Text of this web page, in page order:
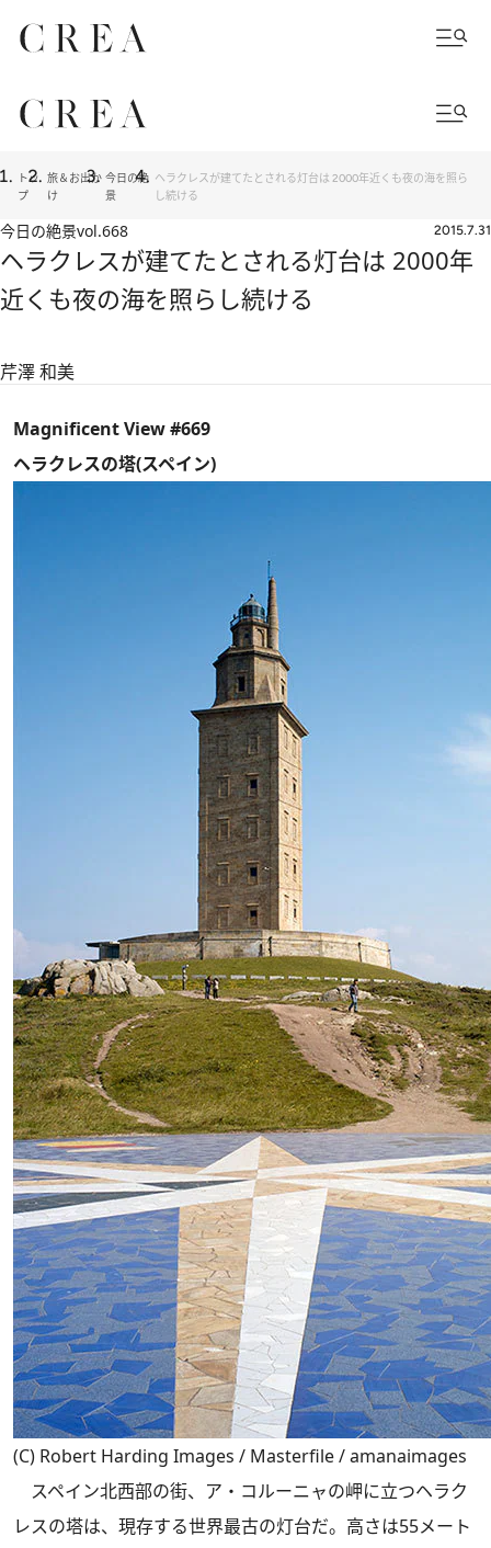
トッ
プ
旅＆お出か
け
今日の絶
景
ヘラクレスが建てたとされる灯台は 2000年近くも夜の海を照ら
し続ける
今日の絶景vol.668 2015.7.31
ヘラクレスが建てたとされる灯台は 2000年
近くも夜の海を照らし続ける
芹澤 和美
Magnificent View #669
ヘラクレスの塔(スペイン)
(C) Robert Harding Images / Masterfile / amanaimages
スペイン北西部の街、ア・コルーニャの岬に立つヘラク
レスの塔は、現存する世界最古の灯台だ。高さは55メート